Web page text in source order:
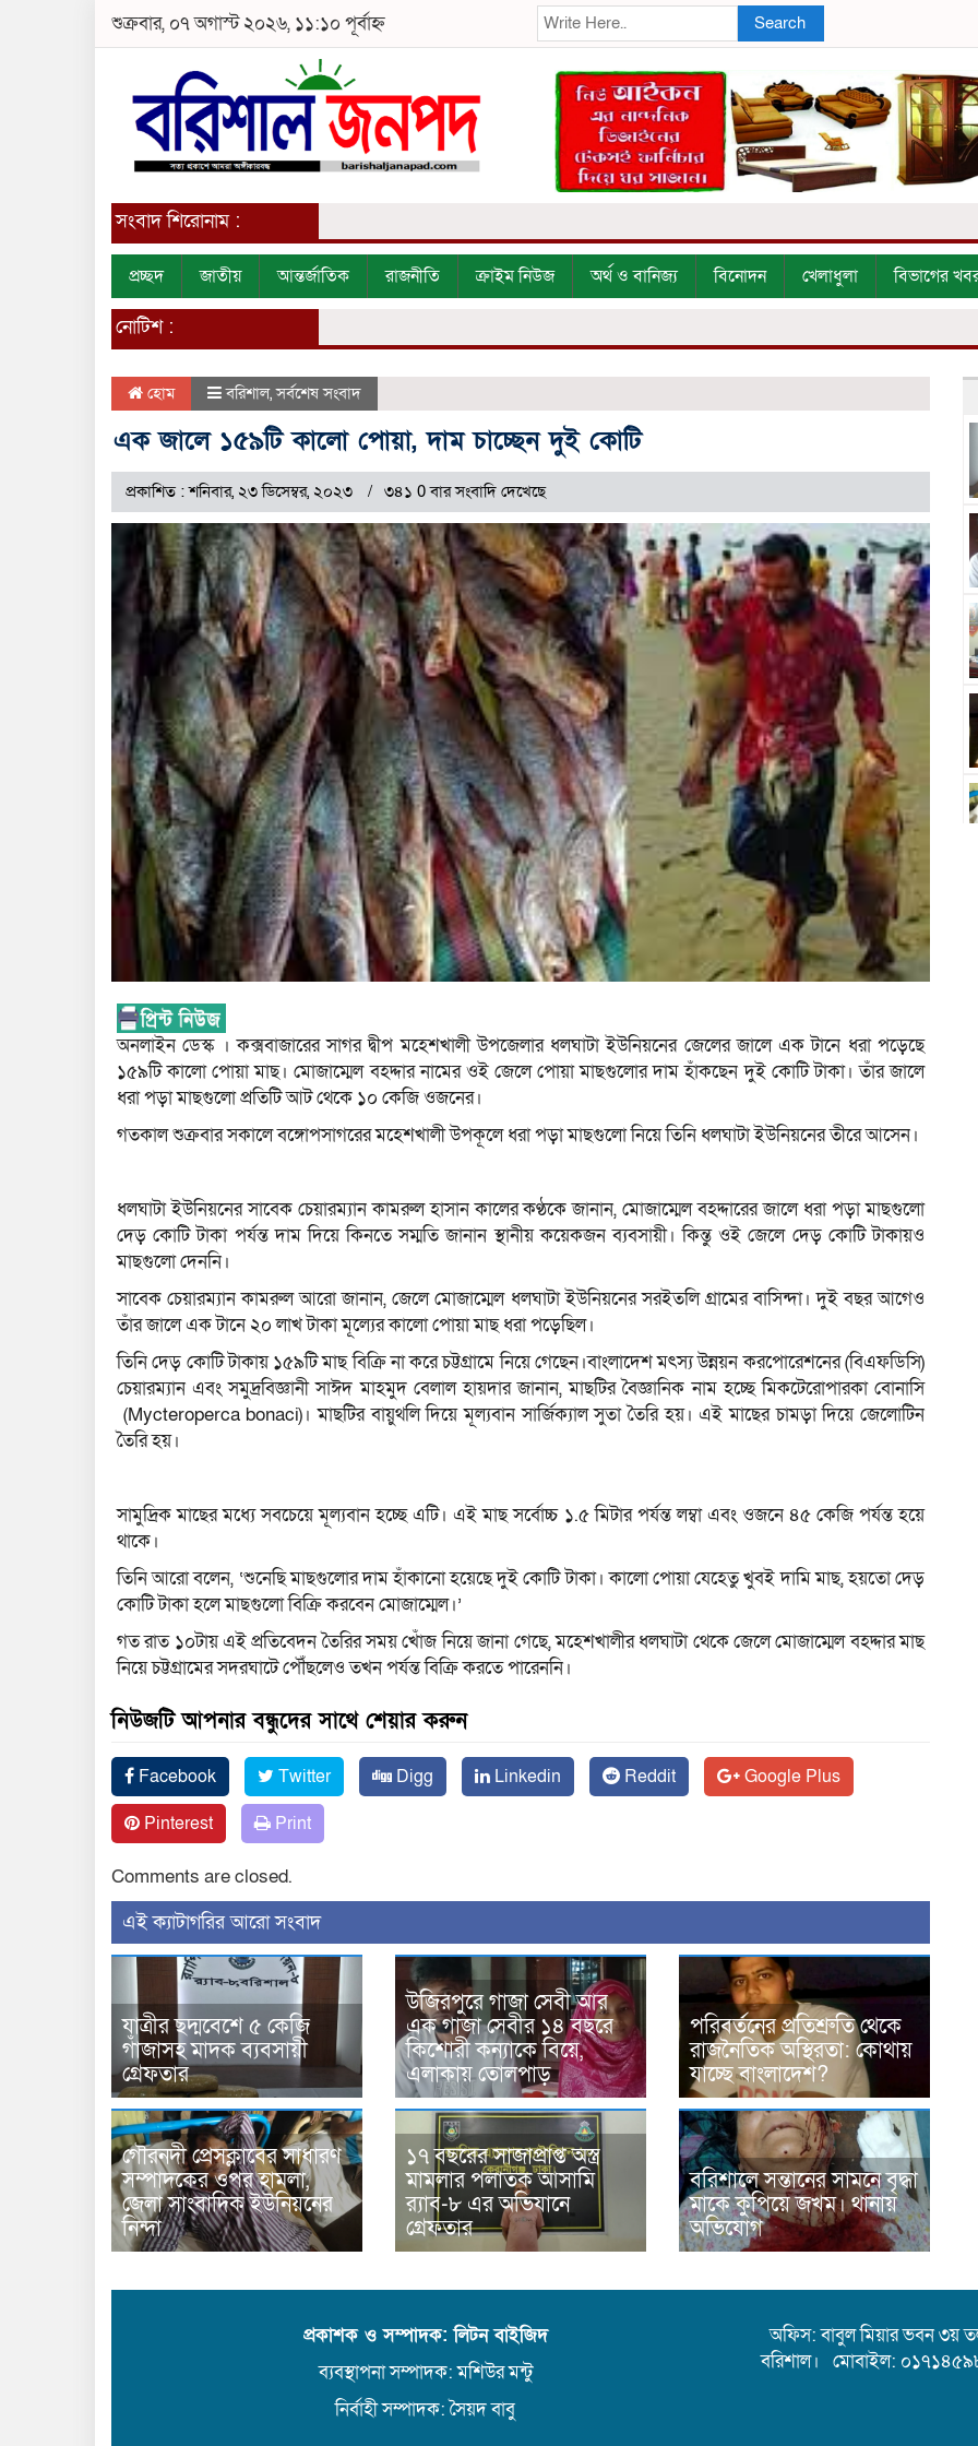
শুক্রবার, ০৭ অগাস্ট ২০২৬, ১১:১০ পূর্বাহ্ন Search
সংবাদ শিরোনাম :
প্রচ্ছদ জাতীয় আন্তর্জাতিক রাজনীতি ক্রাইম নিউজ অর্থ ও বানিজ্য বিনোদন খেলাধুলা বিভাগের
নোটিশ :
হোম বরিশাল,সর্বশেষ সংবাদ
এক জালে ১৫৯টি কালো পোয়া, দাম চাচ্ছেন দুই কোটি
প্রকাশিত : শনিবার, ২৩ ডিসেম্বর, ২০২৩ ৩৪১ 0 বার সংবাদি দেখেছে
অনলাইন ডেস্ক । কক্সবাজারের সাগর দ্বীপ মহেশখালী উপজেলার ধলঘাটা ইউনিয়নের জেলের জালে এক টানে ধরা পড়েছে
১৫৯টি কালো পোয়া মাছ। মোজাম্মেল বহদ্দার নামের ওই জেলে পোয়া মাছগুলোর দাম হাঁকছেন দুই কোটি টাকা। তাঁর জালে
ধরা পড়া মাছগুলো প্রতিটি আট থেকে ১০ কেজি ওজনের।
গতকাল শুক্রবার সকালে বঙ্গোপসাগরের মহেশখালী উপকূলে ধরা পড়া মাছগুলো নিয়ে তিনি ধলঘাটা ইউনিয়নের তীরে আসেন।
ধলঘাটা ইউনিয়নের সাবেক চেয়ারম্যান কামরুল হাসান কালের কণ্ঠকে জানান, মোজাম্মেল বহদ্দারের জালে ধরা পড়া মাছগুলো
দেড় কোটি টাকা পর্যন্ত দাম দিয়ে কিনতে সম্মতি জানান স্থানীয় কয়েকজন ব্যবসায়ী। কিন্তু ওই জেলে দেড় কোটি টাকায়ও
মাছগুলো দেননি।
সাবেক চেয়ারম্যান কামরুল আরো জানান, জেলে মোজাম্মেল ধলঘাটা ইউনিয়নের সরইতলি গ্রামের বাসিন্দা। দুই বছর আগেও
তাঁর জালে এক টানে ২০ লাখ টাকা মূল্যের কালো পোয়া মাছ ধরা পড়েছিল।
তিনি দেড় কোটি টাকায় ১৫৯টি মাছ বিক্রি না করে চট্টগ্রামে নিয়ে গেছেন।বাংলাদেশ মৎস্য উন্নয়ন করপোরেশনের (বিএফডিসি)
চেয়ারম্যান এবং সমুদ্রবিজ্ঞানী সাঈদ মাহমুদ বেলাল হায়দার জানান, মাছটির বৈজ্ঞানিক নাম হচ্ছে মিকটেরোপারকা বোনাসি
(Mycteroperca bonaci)। মাছটির বায়ুথলি দিয়ে মূল্যবান সার্জিক্যাল সুতা তৈরি হয়। এই মাছের চামড়া দিয়ে জেলোটিন
তৈরি হয়।
সামুদ্রিক মাছের মধ্যে সবচেয়ে মূল্যবান হচ্ছে এটি। এই মাছ সর্বোচ্চ ১.৫ মিটার পর্যন্ত লম্বা এবং ওজনে ৪৫ কেজি পর্যন্ত হয়ে
থাকে।
তিনি আরো বলেন, ‘শুনেছি মাছগুলোর দাম হাঁকানো হয়েছে দুই কোটি টাকা। কালো পোয়া যেহেতু খুবই দামি মাছ, হয়তো দেড়
কোটি টাকা হলে মাছগুলো বিক্রি করবেন মোজাম্মেল।’
গত রাত ১০টায় এই প্রতিবেদন তৈরির সময় খোঁজ নিয়ে জানা গেছে, মহেশখালীর ধলঘাটা থেকে জেলে মোজাম্মেল বহদ্দার মাছ
নিয়ে চট্টগ্রামের সদরঘাটে পৌঁছলেও তখন পর্যন্ত বিক্রি করতে পারেননি।
নিউজটি আপনার বন্ধুদের সাথে শেয়ার করুন
Facebook Twitter Digg Linkedin Reddit
Google Plus
Pinterest
Print
Comments are closed.
‍এই ক্যাটাগরির ‍আরো সংবাদ
যাত্রীর ছদ্মবেশে ৫ কেজি
গাঁজাসহ মাদক ব্যবসায়ী
গ্রেফতার
উজিরপুরে গাজা সেবী আর
এক গাজা সেবীর ১৪ বছরে
কিশোরী কন্যাকে বিয়ে,
এলাকায় তোলপাড়
পরিবর্তনের প্রতিশ্রুতি থেকে
রাজনৈতিক অস্থিরতা: কোথায়
যাচ্ছে বাংলাদেশ?
গৌরনদী প্রেসক্লাবের সাধারণ
সম্পাদকের ওপর হামলা,
জেলা সাংবাদিক ইউনিয়নের
নিন্দা
১৭ বছরের সাজাপ্রাপ্ত অস্ত্র
মামলার পলাতক আসামি
র‍্যাব-৮ এর অভিযানে
গ্রেফতার
বরিশালে সন্তানের সামনে বৃদ্ধা
মাকে কুপিয়ে জখম। থানায়
অভিযোগ
প্রকাশক ও সম্পাদক: লিটন বাইজিদ
ব্যবস্থাপনা সম্পাদক: মশিউর মন্টু
নির্বাহী সম্পাদক: সৈয়দ বাবু
অফিস: বাবুল মিয়ার ভবন ৩য়
বরিশাল। মোবাইল: